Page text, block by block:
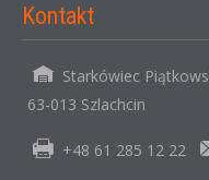
Kontakt
Starkówiec
63-013 Szlachcin
+48 61 285 12 22